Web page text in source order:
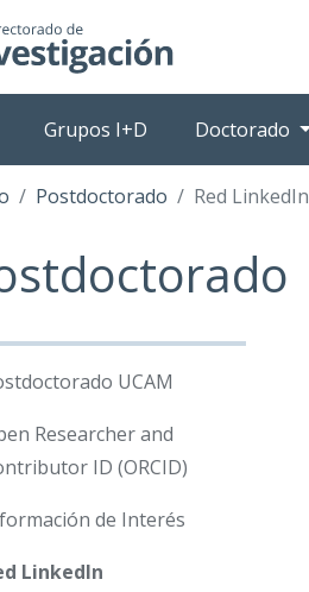
Grupos I+D Doctorado
Postdoctorado Red LinkedIn
UCAM
Researcher and
ID (ORCID)
de Interés
LinkedIn